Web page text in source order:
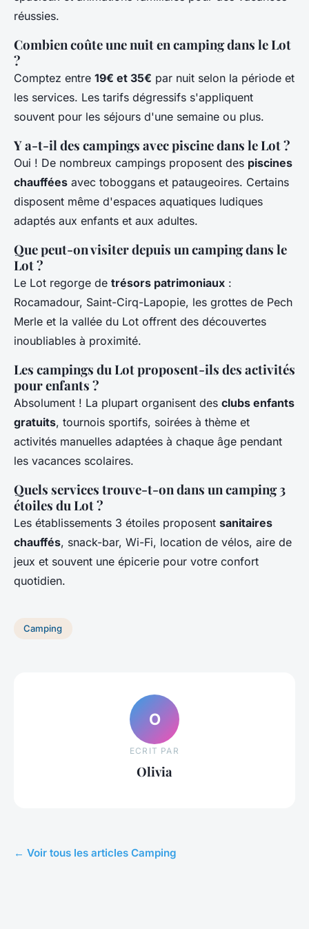
réussies.
Combien coûte une nuit en camping dans le Lot
?
Comptez entre 19€ et 35€ par nuit selon la période et
les services. Les tarifs dégressifs s'appliquent
souvent pour les séjours d'une semaine ou plus.
Y a-t-il des campings avec piscine dans le Lot ?
Oui ! De nombreux campings proposent des piscines
chauffées avec toboggans et pataugeoires. Certains
disposent même d'espaces aquatiques ludiques
adaptés aux enfants et aux adultes.
Que peut-on visiter depuis un camping dans le
Lot ?
Le Lot regorge de trésors patrimoniaux :
Rocamadour, Saint-Cirq-Lapopie, les grottes de Pech
Merle et la vallée du Lot offrent des découvertes
inoubliables à proximité.
Les campings du Lot proposent-ils des activités
pour enfants ?
Absolument ! La plupart organisent des clubs enfants
gratuits, tournois sportifs, soirées à thème et
activités manuelles adaptées à chaque âge pendant
les vacances scolaires.
Quels services trouve-t-on dans un camping 3
étoiles du Lot ?
Les établissements 3 étoiles proposent sanitaires
chauffés, snack-bar, Wi-Fi, location de vélos, aire de
jeux et souvent une épicerie pour votre confort
quotidien.
Camping
O
ECRIT PAR
Olivia
← Voir tous les articles Camping